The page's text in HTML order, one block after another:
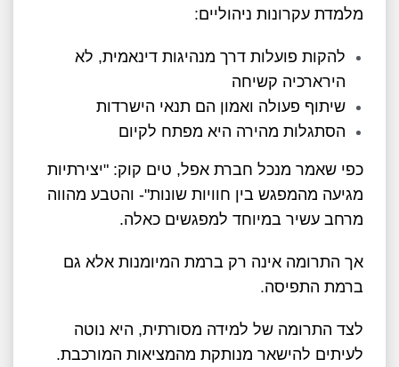
מלמדת עקרונות ניהוליים:
להקות פועלות דרך מנהיגות דינאמית, לא
הירארכיה קשיחה
שיתוף פעולה ואמון הם תנאי הישרדות
הסתגלות מהירה היא מפתח לקיום
​כפי שאמר מנכל חברת אפל, טים קוק: "יצירתיות
מגיעה מהמפגש בין חוויות שונות"- והטבע מהווה
מרחב עשיר במיוחד למפגשים כאלה.
אך התרומה אינה רק ברמת המיומנות אלא גם
ברמת התפיסה.
לצד התרומה של למידה מסורתית, היא נוטה
לעיתים להישאר מנותקת מהמציאות המורכבת.